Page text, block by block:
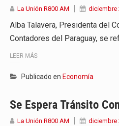
La Unión R800 AM diciembre
Alba Talavera, Presidenta del
Contadores del Paraguay, se
LEER MÁS
Publicado en Economía
Se Espera Tránsito
La Unión R800 AM diciembre